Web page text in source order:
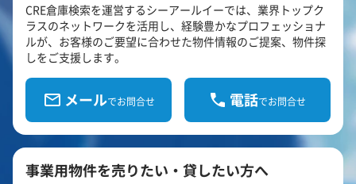
CRE倉庫検索を運営するシーアールイーでは、業界トップク
ラスのネットワークを活用し、経験豊かなプロフェッショナ
ルが、お客様のご要望に合わせた物件情報のご提案、物件探
しをご支援します。
メールでお問合せ 電話でお問合せ
事業用物件を売りたい・貸したい方へ